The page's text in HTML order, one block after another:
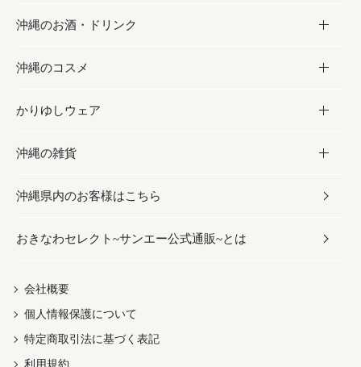
海産物
沖縄料理
沖縄そば／乾麺
レトルト食品
乾物／粉類
砂糖／黒砂糖
塩
お酢／ドレッシング
しょうゆ
みそ
だし／スパイス／島唐辛子
お菓子
黒糖
ちんすこう
伝統菓子
スナック
おつまみ
紅芋
沖縄のお酒・ドリンク
お酒・ドリンク
泡盛
ビール・チューハイ
ワイン・ウィスキー・カクテル
ドリンク
茶葉
沖縄のコスメ
コスメ
スキンケア
ボディケア
ヘアケア
UVケア
かりゆしウェア
かりゆしウェア
メンズ
レディース
沖縄の雑貨
雑貨
沖縄ファッション
伝統工芸品
沖縄県内のお客様はこちら
おきなわセレクト~サンエー公式通販~とは
会社概要
個人情報保護について
特定商取引法に基づく表記
利用規約